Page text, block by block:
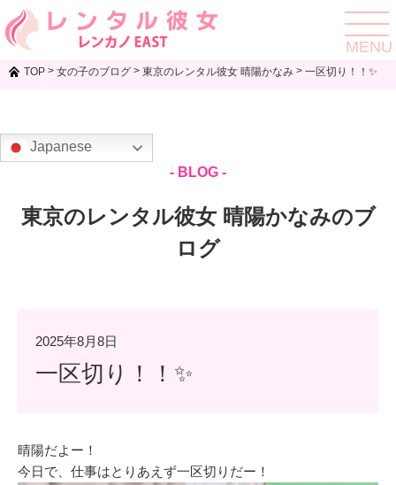
toggle
MENU
TOP > 女の子のブログ > 東京のレンタル彼女 晴陽かなみ > 一区切り！！✨
Japanese
- BLOG -
東京のレンタル彼女 晴陽かなみのブ
ログ
2025年8月8日
一区切り！！✨
晴陽だよー！
今日で、仕事はとりあえず一区切りだー！